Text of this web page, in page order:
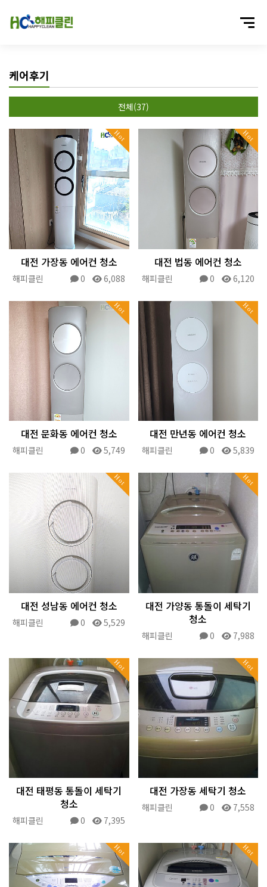
케어후기
전체(37)
Hot
대전 가장동 에어컨 청소
해피클린 0 6,088
Hot
대전 법동 에어컨 청소
해피클린 0 6,120
Hot
대전 문화동 에어컨 청소
해피클린 0 5,749
Hot
대전 만년동 에어컨 청소
해피클린 0 5,839
Hot
대전 성남동 에어컨 청소
해피클린 0 5,529
Hot
대전 가양동 통돌이 세탁기
청소
해피클린 0 7,988
Hot
대전 태평동 통돌이 세탁기
청소
해피클린 0 7,395
Hot
대전 가장동 세탁기 청소
해피클린 0 7,558
Hot Hot